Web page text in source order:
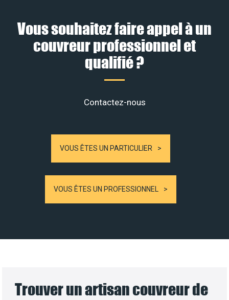
Vous souhaitez faire appel à un
couvreur professionnel et
qualifié ?
Contactez-nous
VOUS ÊTES UN PARTICULIER
VOUS ÊTES UN PROFESSIONNEL
Trouver un artisan couvreur de